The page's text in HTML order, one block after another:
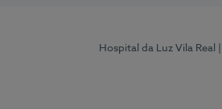
Hospital da Luz Vila Real